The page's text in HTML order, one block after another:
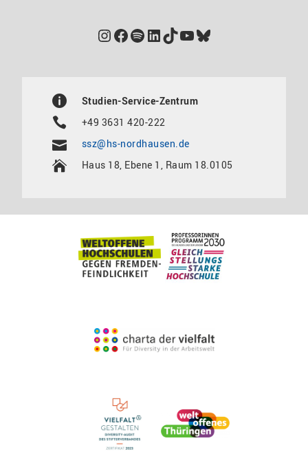
Instagram
Facebook
Spotify
LinkedIn
TikTok
YouTube
Bluesky
Studien-Service-Zentrum
+49 3631 420-222
ssz@hs-nordhausen.de
Haus 18, Ebene 1, Raum 18.0105